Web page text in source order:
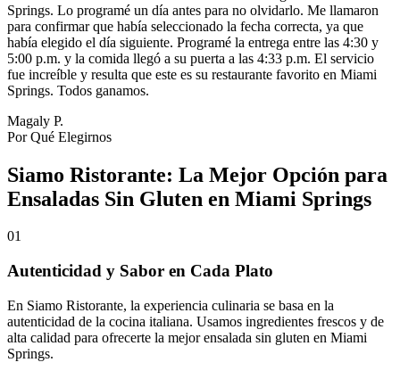
Springs. Lo programé un día antes para no olvidarlo. Me llamaron
para confirmar que había seleccionado la fecha correcta, ya que
había elegido el día siguiente. Programé la entrega entre las 4:30 y
5:00 p.m. y la comida llegó a su puerta a las 4:33 p.m. El servicio
fue increíble y resulta que este es su restaurante favorito en Miami
Springs. Todos ganamos.
Magaly P.
Por Qué Elegirnos
Siamo Ristorante: La Mejor Opción para
Ensaladas Sin Gluten en Miami Springs
01
Autenticidad y Sabor en Cada Plato
En Siamo Ristorante, la experiencia culinaria se basa en la
autenticidad de la cocina italiana. Usamos ingredientes frescos y de
alta calidad para ofrecerte la mejor ensalada sin gluten en Miami
Springs.